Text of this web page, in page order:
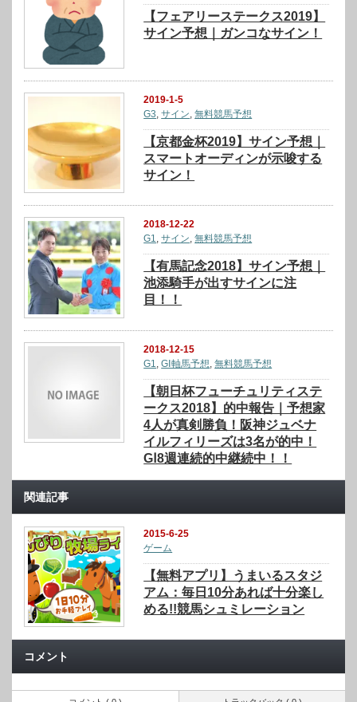
【フェアリーステークス2019】
サイン予想｜ガンコなサイン！
2019-1-5
G3 ,サイン ,無料競馬予想
【京都金杯2019】サイン予想｜
スマートオーディンが示唆する
サイン！
2018-12-22
G1,サイン,無料競馬予想
【有馬記念2018】サイン予想｜
池添騎手が出すサインに注
目！！
2018-12-15
G1
,GⅠ軸馬予想 ,無料競馬予想
【朝日杯フューチュリティステ
ークス2018】的中報告｜予想家
4人が真剣勝負！阪神ジュベナ
イルフィリーズは3名が的中！
GⅠ8週連続的中継続中！！
関連記事
2015-6-25
ゲーム
【無料アプリ】うまいるスタジ
アム：毎日10分あれば十分楽し
める!!競馬シュミレーション
コメント